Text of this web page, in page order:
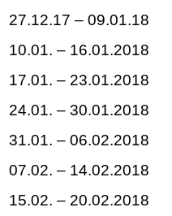
27.12.17 – 09.01.18
10.01. – 16.01.2018
17.01. – 23.01.2018
24.01. – 30.01.2018
31.01. – 06.02.2018
07.02. – 14.02.2018
15.02. – 20.02.2018